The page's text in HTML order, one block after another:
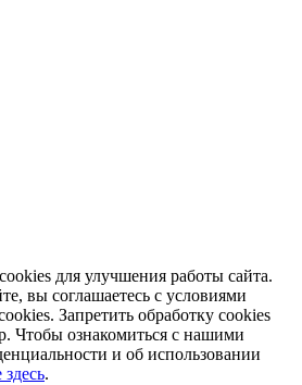
для улучшения работы сайта.
вы соглашаетесь с условиями
Запретить обработку cookies
Чтобы ознакомиться с нашими
и об использовании
.